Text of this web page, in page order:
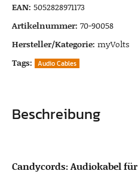
EAN: 5052828971173
Artikelnummer: 70-90058
Hersteller/Kategorie: myVolts
Tags:
Audio Cables
Beschreibung
Candycords: Audiokabel für